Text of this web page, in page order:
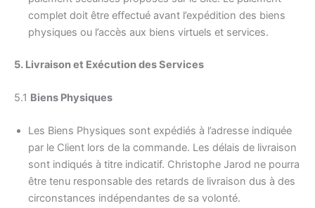
complet doit être effectué avant l’expédition des biens
physiques ou l’accès aux biens virtuels et services.
5. Livraison et Exécution des Services
5.1 Biens Physiques
Les Biens Physiques sont expédiés à l’adresse indiquée
par le Client lors de la commande. Les délais de livraison
sont indiqués à titre indicatif. Christophe Jarod ne pourra
être tenu responsable des retards de livraison dus à des
circonstances indépendantes de sa volonté.